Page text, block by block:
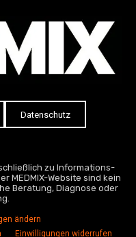
Datenschutz
zu Informations-
MEDMIX-Website sind kein
Beratung, Diagnose oder
ändern
Einwilligungen widerrufen